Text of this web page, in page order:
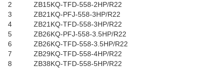
2
ZB15KQ-TFD-558-2HP/R22
3
ZB21KQ-PFJ-558-3HP/R22
4
ZB21KQ-TFD-558-3HP/R22
5
ZB26KQ-PFJ-558-3.5HP/R22
6
ZB26KQ-TFD-558-3.5HP/R22
7
ZB29KQ-TFD-558-4HP/R22
8
ZB38KQ-TFD-558-5HP/R22